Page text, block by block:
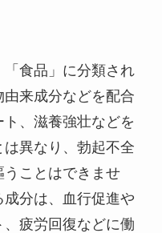
「食品」に分類され
由来成分などを配合
、滋養強壮などを
異なり、勃起不全
うことはできませ
分は、血行促進や
疲労回復などに働